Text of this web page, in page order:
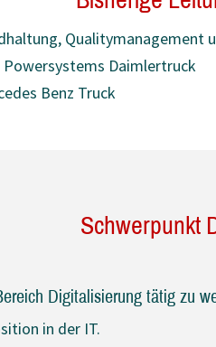
Qualitymanagement
Daimlertruck
Benz Truck
Schwerpunkt
Digitalisierung tätig zu
in der IT.